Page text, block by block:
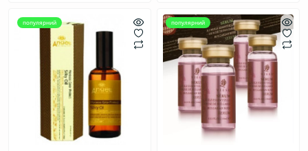
популярний популярний